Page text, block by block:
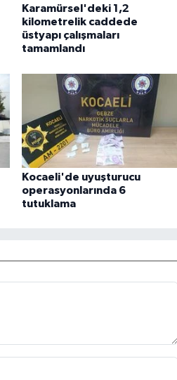
Karamürsel'deki 1,2
kilometrelik caddede
üstyapı çalışmaları
tamamlandı
Kocaeli'de uyuşturucu
operasyonlarında 6
tutuklama